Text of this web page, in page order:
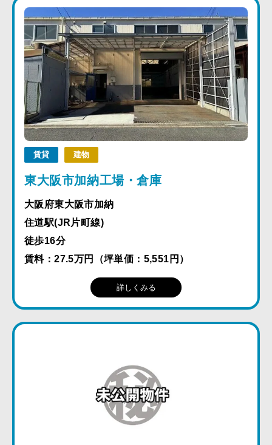
賃貸 建物
東大阪市加納工場・倉庫
大阪府東大阪市加納
住道駅(JR片町線)
徒歩16分
賃料：27.5万円（坪単価：5,551円）
詳しくみる